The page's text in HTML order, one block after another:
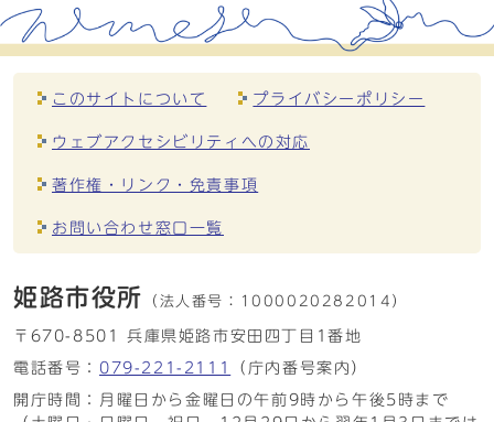
このサイトについて プライバシーポリシー
ウェブアクセシビリティへの対応
著作権・リンク・免責事項
お問い合わせ窓口一覧
姫路市役所 （法人番号： 1000020282014）
〒670-8501 兵庫県姫路市安田四丁目1番地
電話番号： 079-221-2111
（庁内番号案内）
開庁時間：月曜日から金曜日の午前9時から午後5時まで